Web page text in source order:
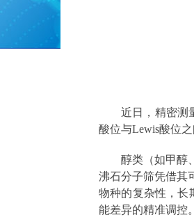
近日，精密测
酸位与Lewis酸位
醇类（如甲醇
沸石分子筛凭借其
物种的复杂性，长
能差异的精准调控。